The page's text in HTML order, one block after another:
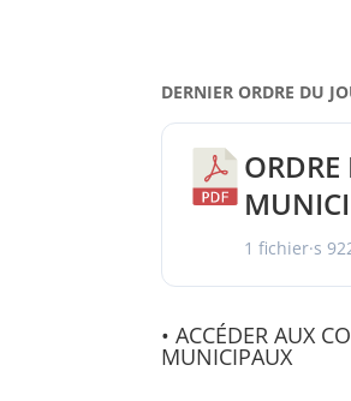
DERNIER ORDRE DU
1 fichier·s
• ACCÉDER AUX
MUNICIPAUX